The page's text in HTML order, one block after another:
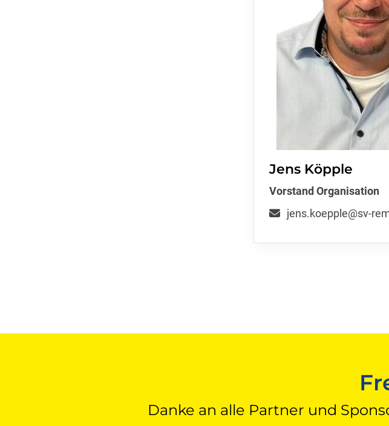
Jens Köpple
Vorstand Organisation
jens.koepple@sv-
Danke an alle Partner und